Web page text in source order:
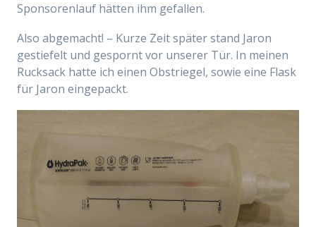
Sponsorenlauf hätten ihm gefallen.
Also abgemacht! – Kurze Zeit später stand Jaron
gestiefelt und gespornt vor unserer Tür. In meinen
Rucksack hatte ich einen Obstriegel, sowie eine Flask
für Jaron eingepackt.